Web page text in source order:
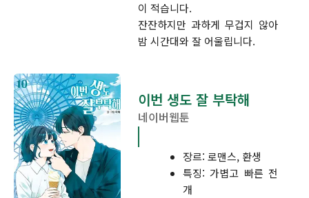
이 적습니다.
잔잔하지만 과하게 무겁지 않아
밤 시간대와 잘 어울립니다.
이번 생도 잘 부탁해
네이버웹툰
장르: 로맨스, 환생
특징: 가볍고 빠른 전
개